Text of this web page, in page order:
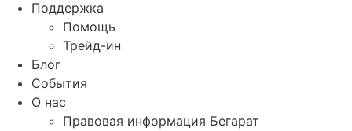
Поддержка
Помощь
Трейд-ин
Блог
События
О нас
Правовая информация Бегарат